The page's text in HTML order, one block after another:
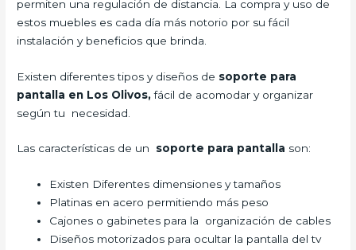
permiten una regulación de distancia. La compra y uso de
estos muebles es cada día más notorio por su fácil
instalación y beneficios que brinda.
Existen diferentes tipos y diseños de soporte para
pantalla en Los Olivos,fácil de acomodar y organizar
según tu necesidad.
Las características de un soporte para pantalla son:
Existen Diferentes dimensiones y tamaños
Platinas en acero permitiendo más peso
Cajones o gabinetes para la organización de cables
Diseños motorizados para ocultar la pantalla del tv